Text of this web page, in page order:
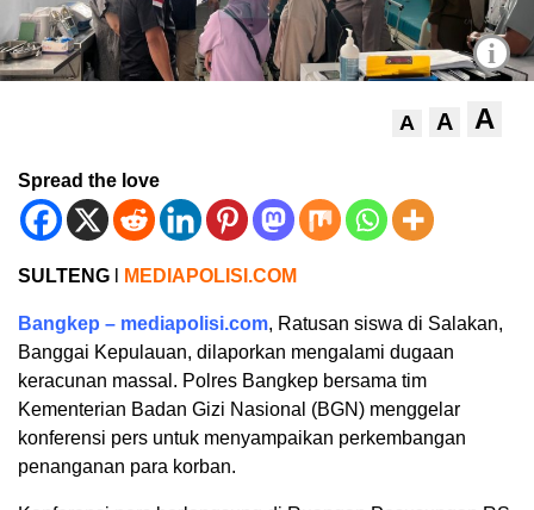
i
A A A
Spread the love
SULTENG MEDIAPOLISI.COM
Bangkep – mediapolisi.com, Ratusan siswa di Salakan,
Banggai Kepulauan, dilaporkan mengalami dugaan
keracunan massal. Polres Bangkep bersama tim
Kementerian Badan Gizi Nasional (BGN) menggelar
konferensi pers untuk menyampaikan perkembangan
penanganan para korban.